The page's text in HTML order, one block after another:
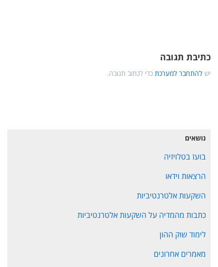
כתיבת תגובה
יש להתחבר למערכת כדי לכתוב תגובה.
נושאים
בועז בטלויזיה
הרצאות וידאו
השקעות אלטרנטיביות
כתבות מהמדיה על השקעות אלטרנטיביות
לימוד שוק ההון
מאמרים אחרונים